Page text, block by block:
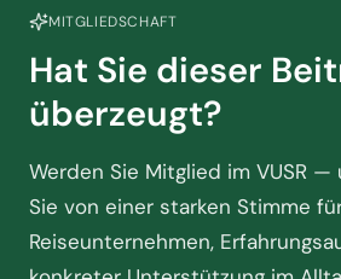
MITGLIEDSCHAFT
Hat Sie dieser
überzeugt?
Werden Sie Mitglied im VUSR
Sie von einer starken Stimme
Reiseunternehmen,